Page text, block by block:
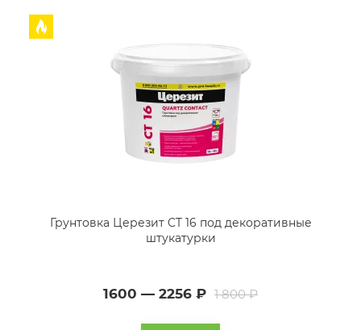
Грунтовка Церезит CT 16 под декоративные
штукатурки
1600 — 2256 ₽ 1 800 ₽